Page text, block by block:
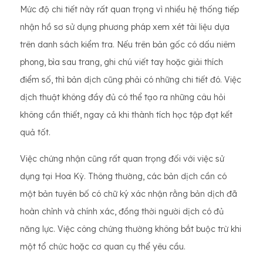
Mức độ chi tiết này rất quan trọng vì nhiều hệ thống tiếp
nhận hồ sơ sử dụng phương pháp xem xét tài liệu dựa
trên danh sách kiểm tra. Nếu trên bản gốc có dấu niêm
phong, bìa sau trang, ghi chú viết tay hoặc giải thích
điểm số, thì bản dịch cũng phải có những chi tiết đó. Việc
dịch thuật không đầy đủ có thể tạo ra những câu hỏi
không cần thiết, ngay cả khi thành tích học tập đạt kết
quả tốt.
Việc chứng nhận cũng rất quan trọng đối với việc sử
dụng tại Hoa Kỳ. Thông thường, các bản dịch cần có
một bản tuyên bố có chữ ký xác nhận rằng bản dịch đã
hoàn chỉnh và chính xác, đồng thời người dịch có đủ
năng lực. Việc công chứng thường không bắt buộc trừ khi
một tổ chức hoặc cơ quan cụ thể yêu cầu.